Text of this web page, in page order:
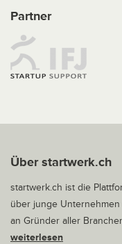
Partner
Über startwerk.ch
startwerk.ch ist die
über junge
an Gründer aller
weiterlesen